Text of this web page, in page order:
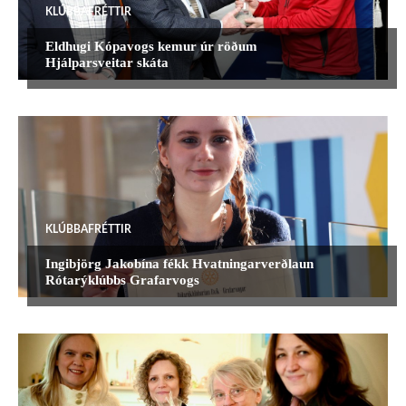
KLÚBBAFRÉTTIR
Eldhugi Kópavogs kemur úr röðum
Hjálparsveitar skáta
KLÚBBAFRÉTTIR
Ingibjörg Jakobína fékk Hvatningarverðlaun
Rótarýklúbbs Grafarvogs